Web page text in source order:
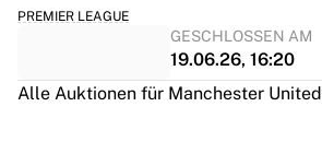
PREMIER LEAGUE
GESCHLOSSEN AM
19.06.26, 16:20
Alle Auktionen für Manchester United